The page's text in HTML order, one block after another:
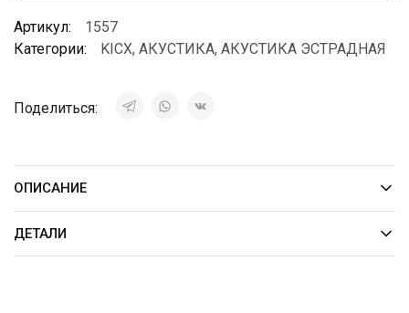
Артикул:
1557
Категории:
KICX, АКУСТИКА, АКУСТИКА ЭСТРАДНАЯ
Поделиться:
ОПИСАНИЕ
ДЕТАЛИ